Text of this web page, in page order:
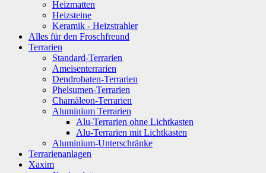
Heizmatten
Heizsteine
Keramik - Heizstrahler
Alles für den Froschfreund
Terrarien
Standard-Terrarien
Ameisenterrarien
Dendrobaten-Terrarien
Phelsumen-Terrarien
Chamäleon-Terrarien
Aluminium Terrarien
Alu-Terrarien ohne Lichtkasten
Alu-Terrarien mit Lichtkasten
Aluminium-Unterschränke
Terrarienanlagen
Xaxim